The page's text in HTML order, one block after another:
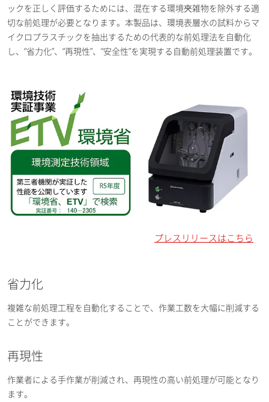
ックを正しく評価するためには、混在する環境夾雑物を除外する適
切な前処理が必要となります。本製品は、環境表層水の試料からマ
イクロプラスチックを抽出するための代表的な前処理法を自動化
し、“省力化”、“再現性”、“安全性”を実現する自動前処理装置です。
プレスリリースはこちら
省力化
複雑な前処理工程を自動化することで、作業工数を大幅に削減する
ことができます。
再現性
作業者による手作業が削減され、再現性の高い前処理が可能となり
ます。